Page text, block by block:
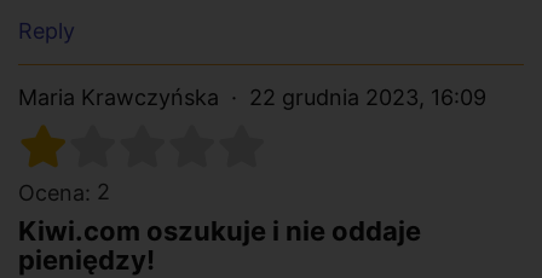
Reply
Maria Krawczyńska 22 grudnia 2023, 16:09
Ocena: 2
Kiwi.com oszukuje i nie oddaje
pieniędzy!